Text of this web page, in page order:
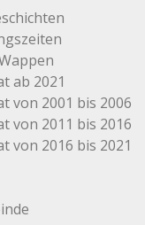
ab 2021
von 2001 bis 2006
von 2011 bis 2016
von 2016 bis 2021